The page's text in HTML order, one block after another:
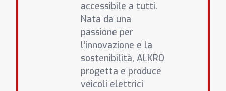
accessibile a tutti.
Nata da una
passione per
l'innovazione e la
sostenibilità, ALKRO
progetta e produce
veicoli elettrici